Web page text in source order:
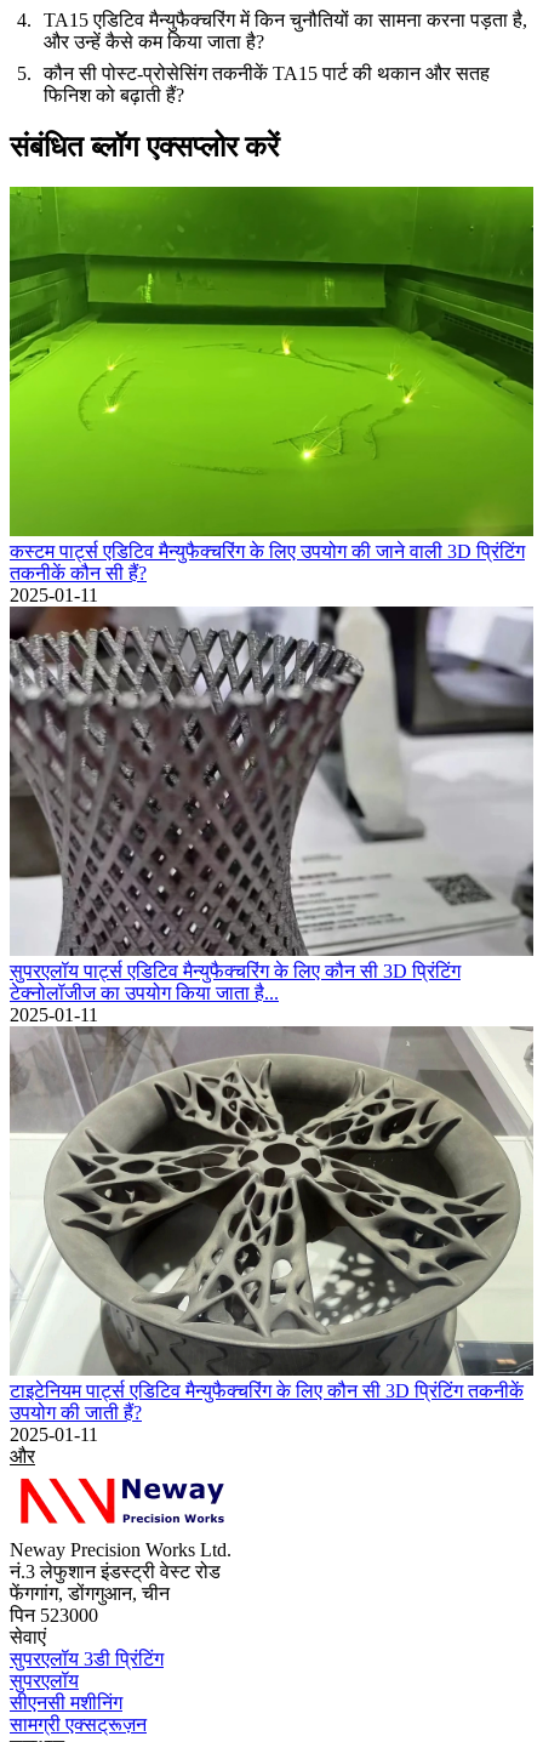
TA15 एडिटिव मैन्युफैक्चरिंग में किन चुनौतियों का सामना करना पड़ता है,
और उन्हें कैसे कम किया जाता है?
कौन सी पोस्ट-प्रोसेसिंग तकनीकें TA15 पार्ट की थकान और सतह
फिनिश को बढ़ाती हैं?
संबंधित ब्लॉग एक्सप्लोर करें
कस्टम पार्ट्स एडिटिव मैन्युफैक्चरिंग के लिए उपयोग की जाने वाली 3D प्रिंटिंग
तकनीकें कौन सी हैं?
2025-01-11
सुपरएलॉय पार्ट्स एडिटिव मैन्युफैक्चरिंग के लिए कौन सी 3D प्रिंटिंग
टेक्नोलॉजीज का उपयोग किया जाता है...
2025-01-11
टाइटेनियम पार्ट्स एडिटिव मैन्युफैक्चरिंग के लिए कौन सी 3D प्रिंटिंग तकनीकें
उपयोग की जाती हैं?
2025-01-11
और
Neway Precision Works Ltd.
नं.3 लेफुशान इंडस्ट्री वेस्ट रोड
फेंगगांग, डोंगगुआन, चीन
पिन 523000
सेवाएं
सुपरएलॉय 3डी प्रिंटिंग
सुपरएलॉय
सीएनसी मशीनिंग
सामग्री एक्सट्रूज़न